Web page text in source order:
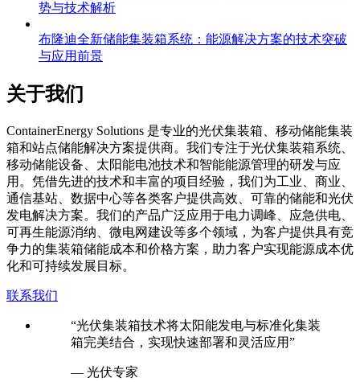
势与技术解析
布隆迪全新储能集装箱系统：能源解决方案的技术突破
与应用前景
关于我们
ContainerEnergy Solutions 是专业的光伏集装箱、移动储能集装
箱和站点储能解决方案提供商。我们专注于光伏集装箱系统、
移动储能设备、太阳能电池技术和智能能源管理的研发与应
用。凭借先进的技术和丰富的项目经验，我们为工业、商业、
通信基站、数据中心等各类客户提供高效、可靠的储能和光伏
发电解决方案。我们的产品广泛应用于电力调峰、应急供电、
可再生能源消纳、微电网建设等多个领域，为客户提供具有竞
争力的集装箱储能成本和价格方案，助力客户实现能源成本优
化和可持续发展目标。
联系我们
“光伏集装箱技术将太阳能发电与标准化集装
箱完美结合，实现快速部署和灵活应用”
— 光伏专家